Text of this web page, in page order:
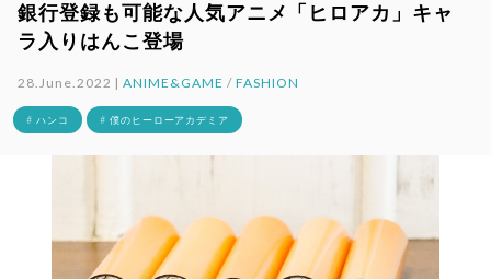
銀行登録も可能な人気アニメ「ヒロアカ」キャ
ラ入りはんこ登場
28.June.2022 |ANIME&GAME / FASHION
# ハンコ # 僕のヒーローアカデミア